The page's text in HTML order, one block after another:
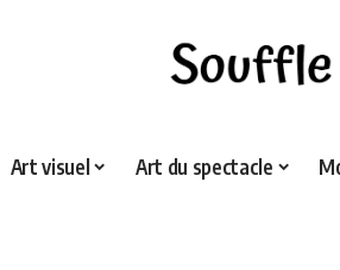
Art visuel Art du spectacle